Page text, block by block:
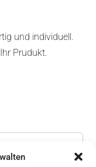
und individuell.
Prudukt.